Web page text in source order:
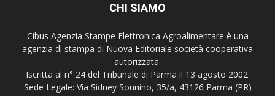
CHI SIAMO
Cibus Agenzia Stampe Elettronica Agroalimentare è una
agenzia di stampa di Nuova Editoriale società cooperativa
autorizzata.
Iscritta al n° 24 del Tribunale di Parma il 13 agosto 2002.
Sede Legale: Via Sidney Sonnino, 35/a, 43126 Parma (PR)